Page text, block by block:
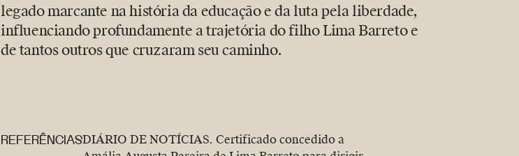
legado marcante na história da educação e da luta pela liberdade,
influenciando profundamente a trajetória do filho Lima Barreto e
de tantos outros que cruzaram seu caminho.
REFERÊNCIASDIÁRIO DE NOTÍCIAS. Certificado concedido a